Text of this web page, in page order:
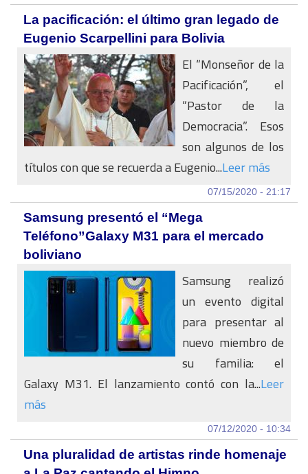
La pacificación: el último gran legado de
Eugenio Scarpellini para Bolivia
El “Monseñor de la
Pacificación”, el
“Pastor de la
Democracia”. Esos
son algunos de los
títulos con que se recuerda a Eugenio...Leer más
07/15/2020 - 21:17
Samsung presentó el “Mega
Teléfono”Galaxy M31 para el mercado
boliviano
Samsung realizó
un evento digital
para presentar al
nuevo miembro de
su familia: el
Galaxy M31. El lanzamiento contó con la...Leer
más
07/12/2020 - 10:34
Una pluralidad de artistas rinde homenaje